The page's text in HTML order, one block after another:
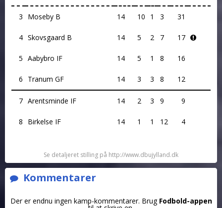
3 Moseby B 14 10 1 3 31
4 Skovsgaard B 14 5 2 7 17
5 Aabybro IF 14 5 1 8 16
6 Tranum GF 14 3 3 8 12
7 Arentsminde IF 14 2 3 9 9
8 Birkelse IF 14 1 1 12 4
Se detaljeret stilling på http://www.dbujylland.dk
Kommentarer
Der er endnu ingen kamp-kommentarer. Brug Fodbold-appen